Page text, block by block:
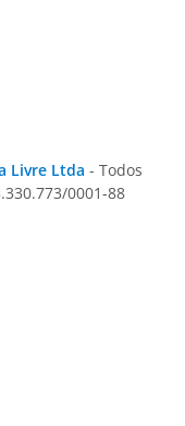
Livre Ltda - Todos
0001-88